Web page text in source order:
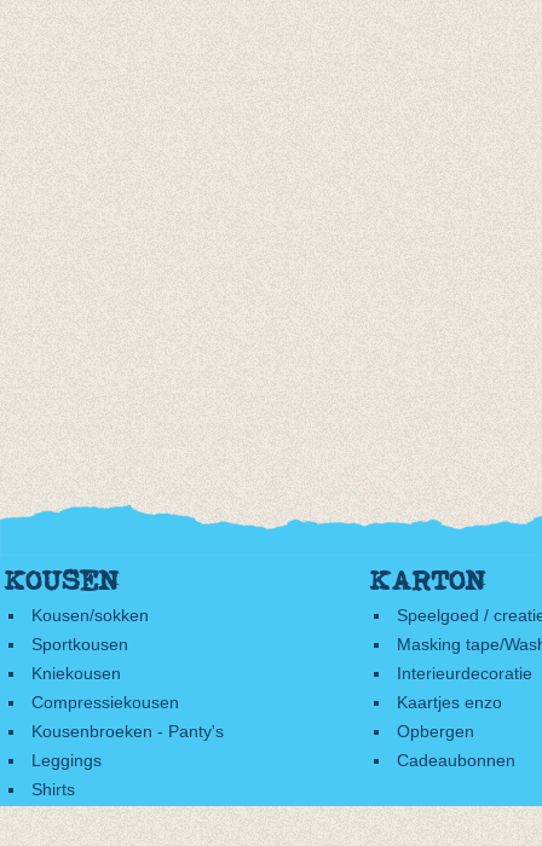
KOUSEN
Kousen/sokken
Sportkousen
Kniekousen
Compressiekousen
Kousenbroeken - Panty's
Leggings
Shirts
KARTON
Speelgoed /
Masking tape/
Interieurdecoratie
Kaartjes enzo
Opbergen
Cadeaubonnen